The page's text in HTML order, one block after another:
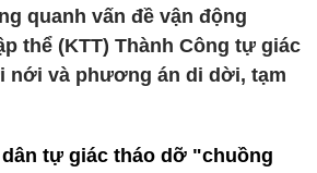
quanh vấn đề vận động
thể (KTT) Thành Công tự giác
nới và phương án di dời, tạm
tự giác tháo dỡ "chuồng